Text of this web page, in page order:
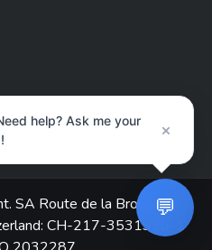
SA Route de la Broye 117,
CH-217-3531930-1
💬
help? Ask me your
×